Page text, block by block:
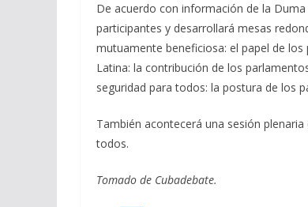
De acuerdo con información de la
participantes y desarrollará mesas
mutuamente beneficiosa: el papel de
Latina: la contribución de los
seguridad para todos: la postura de los
También acontecerá una sesión
todos.
Tomado de Cubadebate.